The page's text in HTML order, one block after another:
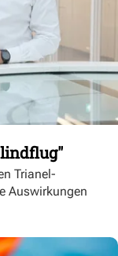
Trianel-
Auswirkungen